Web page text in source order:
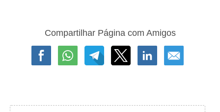
Compartilhar Página com Amigos